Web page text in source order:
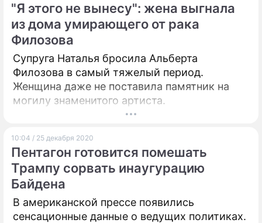
"Я этого не вынесу": жена выгнала
из дома умирающего от рака
Филозова
Супруга Наталья бросила Альберта
Филозова в самый тяжелый период.
Женщина даже не поставила памятник на
могилу знаменитого артиста.
10:04 / 25 декабря 2020
Пентагон готовится помешать
Трампу сорвать инаугурацию
Байдена
В американской прессе появились
сенсационные данные о ведущих политиках.